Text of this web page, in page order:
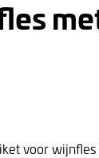
voor